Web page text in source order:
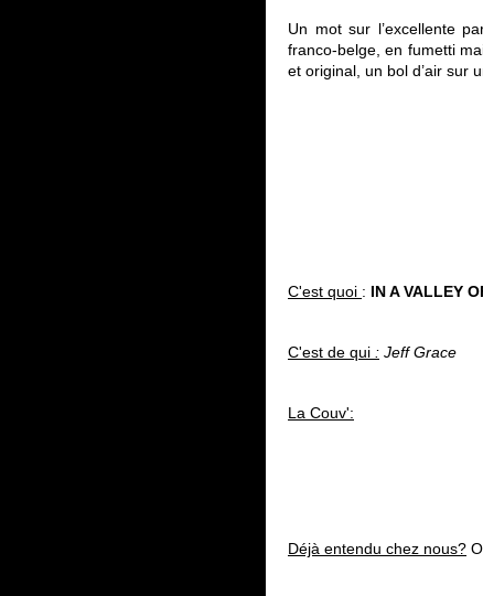
Un mot sur l’excellente
franco-belge, en fumetti
et original, un bol d’air sur
C'est quoi : IN A VALLEY
C'est de qui : Jeff Grace
La Couv':
Déjà entendu chez nous?